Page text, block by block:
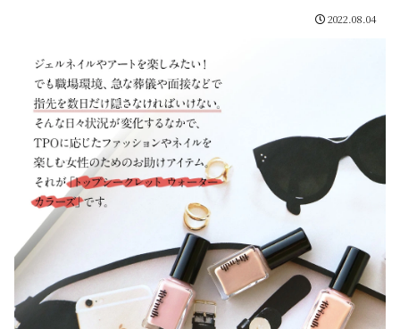
2022.08.04